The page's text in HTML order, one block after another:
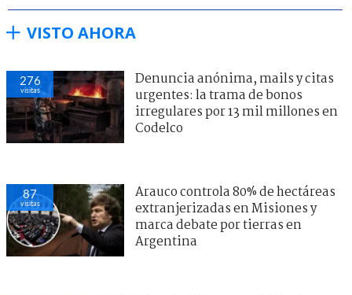
VISTO AHORA
276
visitas
Denuncia anónima, mails y citas
urgentes: la trama de bonos
irregulares por 13 mil millones en
Codelco
87
visitas
Arauco controla 80% de hectáreas
extranjerizadas en Misiones y
marca debate por tierras en
Argentina